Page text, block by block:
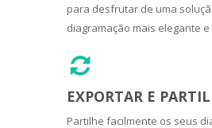
para desfrutar de uma
diagramação mais elegante
EXPORTAR E
Partilhe facilmente os seus